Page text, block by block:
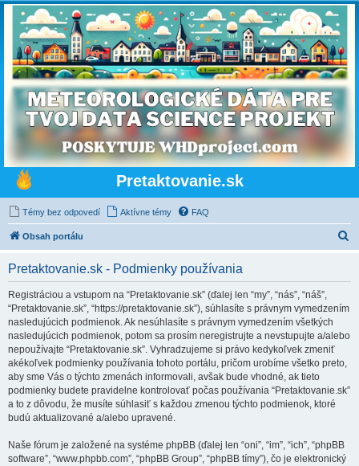
Pretaktovanie.sk
Témy bez odpovedí Aktívne témy FAQ
Obsah portálu
Pretaktovanie.sk - Podmienky používania
Registráciou a vstupom na “Pretaktovanie.sk” (ďalej len “my”, “nás”, “náš”,
“Pretaktovanie.sk”, “https://pretaktovanie.sk”), súhlasíte s právnym vymedzením
nasledujúcich podmienok. Ak nesúhlasíte s právnym vymedzením všetkých
nasledujúcich podmienok, potom sa prosím neregistrujte a nevstupujte a/alebo
nepoužívajte “Pretaktovanie.sk”. Vyhradzujeme si právo kedykoľvek zmeniť
akékoľvek podmienky používania tohoto portálu, pričom urobíme všetko preto,
aby sme Vás o týchto zmenách informovali, avšak bude vhodné, ak tieto
podmienky budete pravidelne kontrolovať počas používania “Pretaktovanie.sk”
a to z dôvodu, že musíte súhlasiť s každou zmenou týchto podmienok, ktoré
budú aktualizované a/alebo upravené.
Naše fórum je založené na systéme phpBB (ďalej len “oni”, “im”, “ich”, “phpBB
software”, “www.phpbb.com”, “phpBB Group”, “phpBB tímy”), čo je elektronický